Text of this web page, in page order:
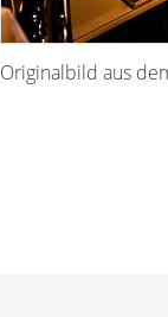
Originalbild aus